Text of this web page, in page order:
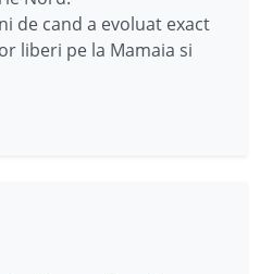
de cand a evoluat exact
liberi pe la Mamaia si